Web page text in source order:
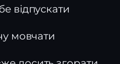
відпускати
мовчати